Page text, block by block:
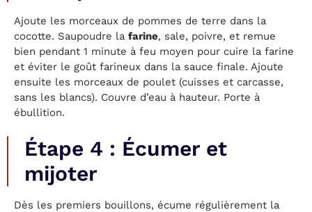
Ajoute les morceaux de pommes de terre dans la
cocotte. Saupoudre la farine, sale, poivre, et remue
bien pendant 1 minute à feu moyen pour cuire la farine
et éviter le goût farineux dans la sauce finale. Ajoute
ensuite les morceaux de poulet (cuisses et carcasse,
sans les blancs). Couvre d’eau à hauteur. Porte à
ébullition.
Étape 4 : Écumer et
mijoter
Dès les premiers bouillons, écume régulièrement la